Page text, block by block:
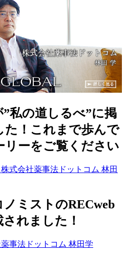
私の道しるべ”に掲
た！これまで歩んで
リーをご覧ください
ミストのRECweb
れました！